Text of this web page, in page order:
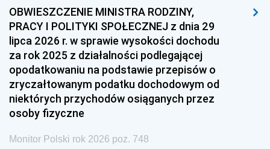
OBWIESZCZENIE MINISTRA RODZINY,
PRACY I POLITYKI SPOŁECZNEJ z dnia 29
lipca 2026 r. w sprawie wysokości dochodu
za rok 2025 z działalności podlegającej
opodatkowaniu na podstawie przepisów o
zryczałtowanym podatku dochodowym od
niektórych przychodów osiąganych przez
osoby fizyczne
Monitor Polski rok 2026 poz. 748